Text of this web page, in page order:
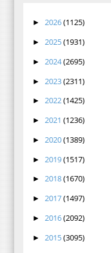
► 2026(1125)
► 2025(1931)
► 2024(2695)
► 2023(2311)
► 2022(1425)
► 2021 (1236)
► 2020(1389)
► 2019(1517)
► 2018(1670)
► 2017(1497)
► 2016(2092)
► 2015(3095)